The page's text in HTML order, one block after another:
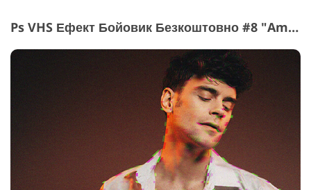
Ps VHS Ефект Бойовик Безкоштовно #8 "Ambiguity"